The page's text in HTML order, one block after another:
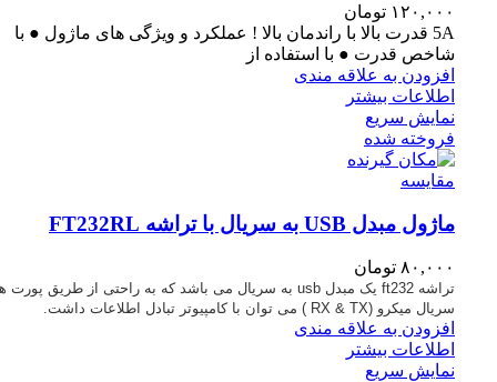
۱۲۰,۰۰۰ تومان
5A قدرت بالا با راندمان بالا ! عملکرد و ویژگی های ماژول ● با
شاخص قدرت ● با استفاده از
افزودن به علاقه مندی
اطلاعات بیشتر
نمایش سریع
فروخته شده
مقايسه
ماژول مبدل USB به سریال با تراشه FT232RL
۸۰,۰۰۰ تومان
تراشه ft232 یک مبدل usb به سریال می باشد که به راحتی از طریق پورت
سریال میکرو ( RX & TX) می توان با کامپیوتر تبادل اطلاعات داشت.
افزودن به علاقه مندی
اطلاعات بیشتر
نمایش سریع